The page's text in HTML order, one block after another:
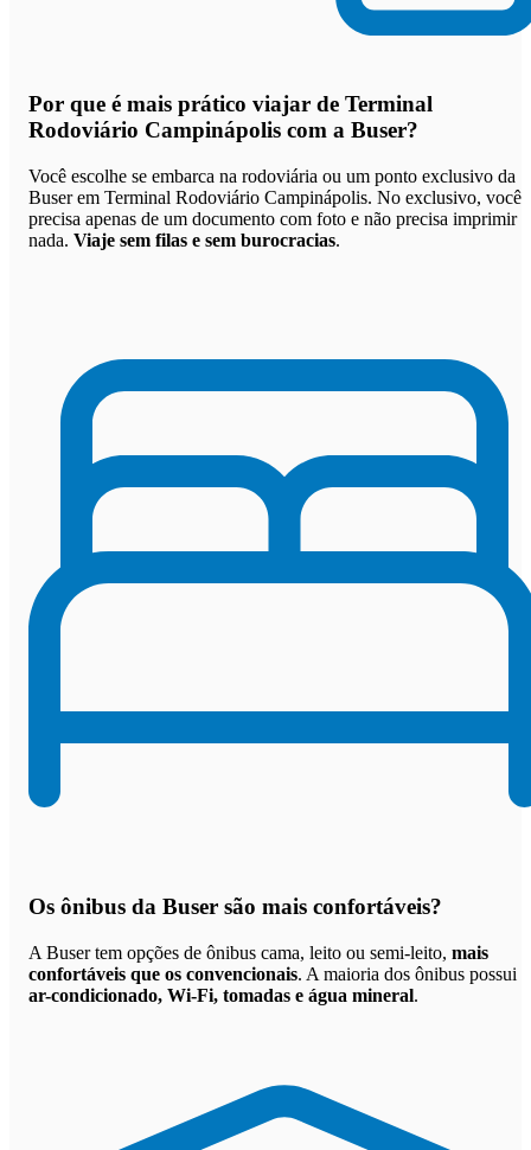
Por que é mais prático viajar de Terminal
Rodoviário Campinápolis com a Buser?
Você escolhe se embarca na rodoviária ou um ponto exclusivo da
Buser em Terminal Rodoviário Campinápolis. No exclusivo, você
precisa apenas de um documento com foto e não precisa imprimir
nada. Viaje sem filas e sem burocracias.
Os ônibus da Buser são mais confortáveis?
A Buser tem opções de ônibus cama, leito ou semi-leito, mais
confortáveis que os convencionais. A maioria dos ônibus possui
ar-condicionado, Wi-Fi, tomadas e água mineral.